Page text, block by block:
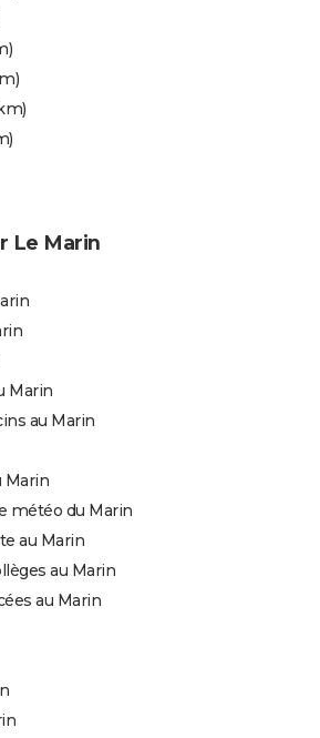
Le Marin
Marin
au Marin
Marin
météo du Marin
au Marin
au Marin
au Marin